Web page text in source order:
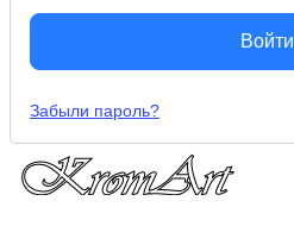
Войти
Забыли пароль?